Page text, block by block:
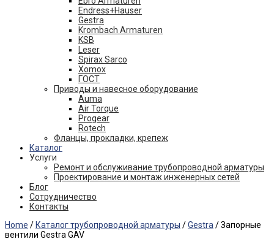
Endress+Hauser
Gestra
Krombach Armaturen
KSB
Leser
Spirax Sarco
Xomox
ГОСТ
Приводы и навесное оборудование
Auma
Air Torque
Progear
Rotech
Фланцы, прокладки, крепеж
Каталог
Услуги
Ремонт и обслуживание трубопроводной арматуры
Проектирование и монтаж инженерных сетей
Блог
Сотрудничество
Контакты
Home / Каталог трубопроводной арматуры /Gestra / Запорные
вентили Gestra GAV